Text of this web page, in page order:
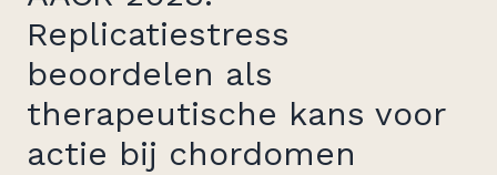
Replicatiestress
beoordelen als
therapeutische kans voor
actie bij chordomen